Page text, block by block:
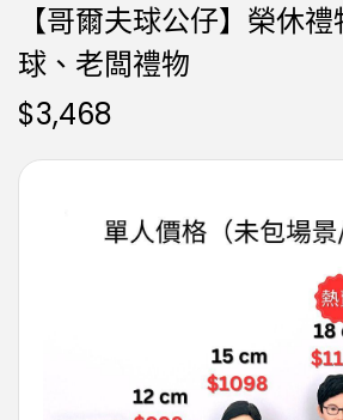
【哥爾夫球公仔】榮休
球、老闆禮物
$3,468